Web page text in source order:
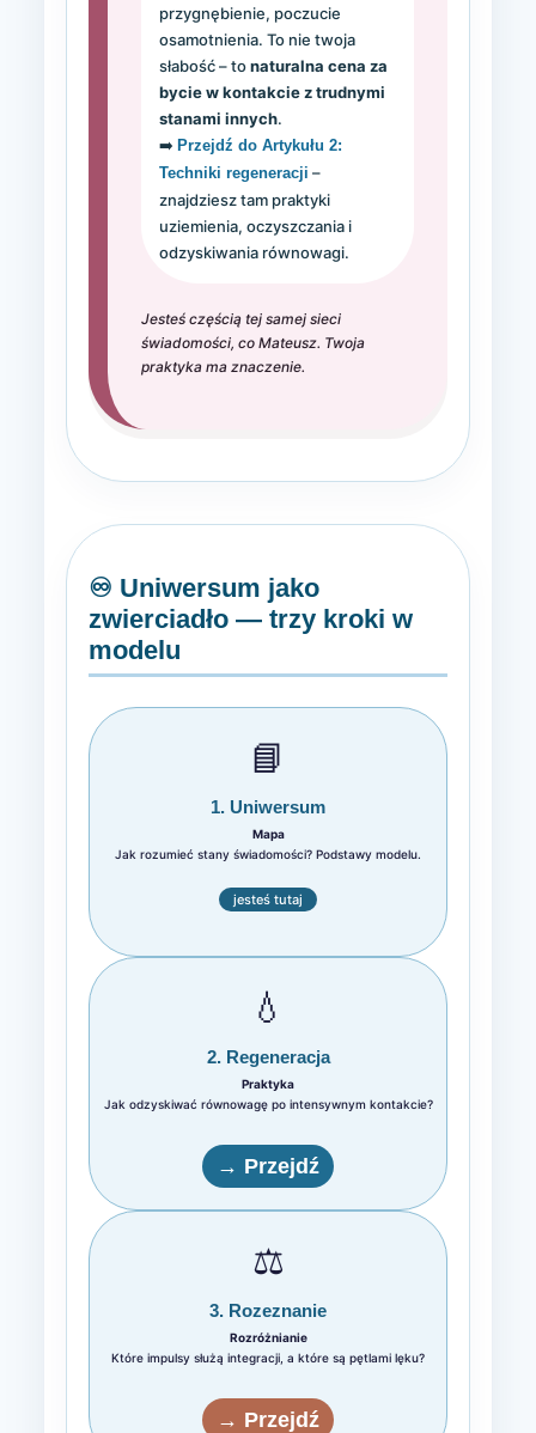
przygnębienie, poczucie
osamotnienia. To nie twoja
słabość – tonaturalna cena za
bycie w kontakcie z trudnymi
stanami innych.
➡️ Przejdź do Artykułu 2:
Techniki regeneracji –
znajdziesz tam praktyki
uziemienia, oczyszczania i
odzyskiwania równowagi.
Jesteś częścią tej samej sieci
świadomości, co Mateusz. Twoja
praktyka ma znaczenie.
♾️ Uniwersum jako
zwierciadło — trzy kroki w
modelu
📘
1. Uniwersum
Mapa
Jak rozumieć stany świadomości? Podstawy modelu.
jesteś tutaj
💧
2. Regeneracja
Praktyka
Jak odzyskiwać równowagę po intensywnym kontakcie?
→ Przejdź
⚖️
3. Rozeznanie
Rozróżnianie
Które impulsy służą integracji, a które są pętlami lęku?
→ Przejdź